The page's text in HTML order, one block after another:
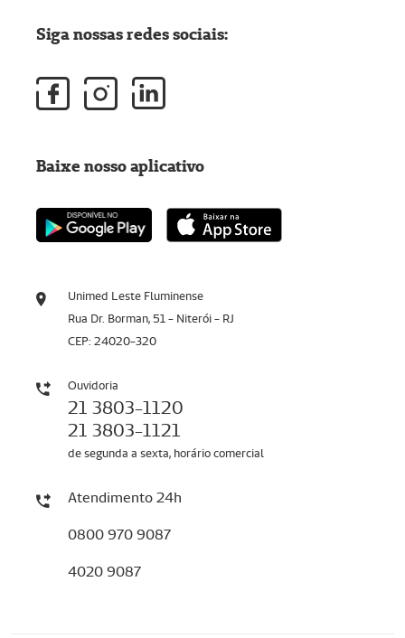
Unimed Leste Fluminense
Rua Dr. Borman, 51 - Niterói - RJ
CEP: 24020-320
Ouvidoria
21 3803-1120
21 3803-1121
de segunda a sexta, horário comercial
Atendimento 24h
0800 970 9087
4020 9087
Siga nossas redes sociais:
Baixe nosso aplicativo